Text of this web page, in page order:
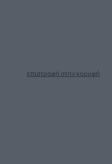
επιστροφή στην κορυφή